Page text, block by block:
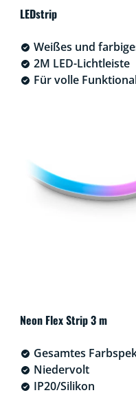
LEDstrip
Weißes und
2M LED-Lichtleiste
Für volle
Neon Flex Strip 3 m
Gesamtes
Niedervolt
IP20/Silikon